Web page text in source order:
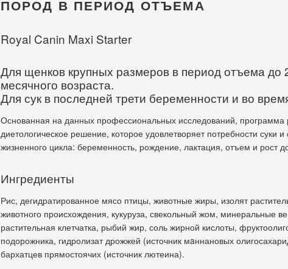
ПОРОД В ПЕРИОД ОТЪЕМА
Royal Canin Maxi Starter
Для щенков крупных размеров в период отъема до
месячного возраста.
Для сук в последней трети беременности и во
Основанная на данных профессиональных исследований, программа
диетологическое решение, которое удовлетворяет потребности суки
жизненного цикла: беременность, рождение, лактация, отъем и рост
Ингредиенты
Рис, дегидратированное мясо птицы, животные жиры, изолят
животного происхождения, кукуруза, свекольный жом, минеральные
растительная клетчатка, рыбий жир, соль жирной кислоты,
подорожника, гидролизат дрожжей (источник мaннановых
бархатцев прямостоячих (источник лютеина).